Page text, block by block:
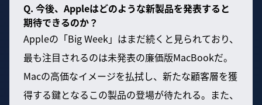
Q. 今後、Appleはどのような新製品を発表すると
期待できるのか？
Appleの「Big Week」はまだ続くと見られており、
最も注目されるのは未発表の廉価版MacBookだ。
Macの高価なイメージを払拭し、新たな顧客層を獲
得する鍵となるこの製品の登場が待たれる。また、